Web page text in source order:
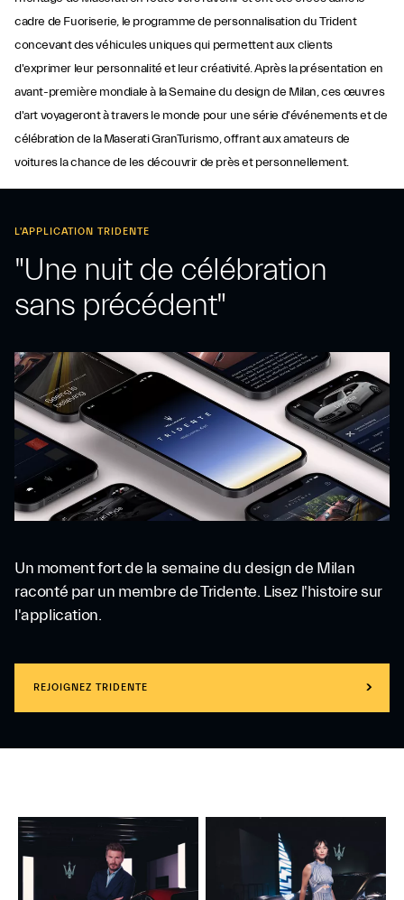
cadre de Fuoriserie, le programme de personnalisation du Trident
concevant des véhicules uniques qui permettent aux clients
d'exprimer leur personnalité et leur créativité. Après la présentation en
avant-première mondiale à la Semaine du design de Milan, ces œuvres
d'art voyageront à travers le monde pour une série d'événements et de
célébration de la Maserati GranTurismo, offrant aux amateurs de
voitures la chance de les découvrir de près et personnellement.
L'APPLICATION TRIDENTE
"Une nuit de célébration
sans précédent"
Un moment fort de la semaine du design de Milan
raconté par un membre de Tridente. Lisez l'histoire sur
l'application.
REJOIGNEZ TRIDENTE